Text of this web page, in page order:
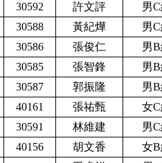
30592 許文評
男
30588 黃紀燁
男
30586 張俊仁
男
30585 張智鋒
男
30587 郭振隆
男
40161 張祐甄
女
30591 林維建
男
40156 胡文香
女